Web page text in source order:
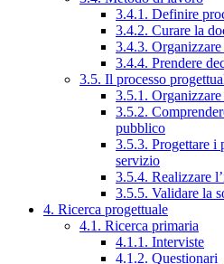
3.4.1. Definire
3.4.2. Curare la
3.4.3.
3.4.4. Prendere
3.5. Il processo
3.5.1.
3.5.2.
pubblico
3.5.3. Progettare i
servizio
3.5.4. Realizzare
3.5.5. Validare la
4. Ricerca progettuale
4.1. Ricerca primaria
4.1.1. Interviste
4.1.2. Questionari